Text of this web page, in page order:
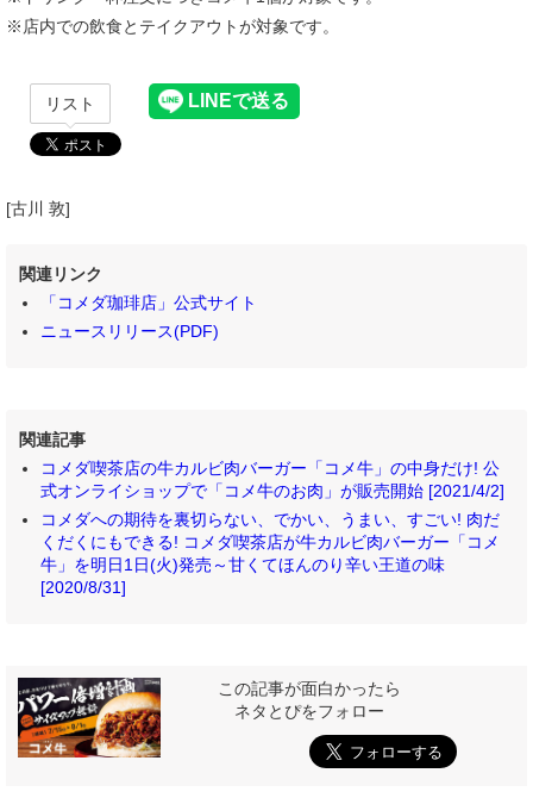
※店内での飲食とテイクアウトが対象です。
リスト
[古川 敦]
関連リンク
「コメダ珈琲店」公式サイト
ニュースリリース(PDF)
関連記事
コメダ喫茶店の牛カルビ肉バーガー「コメ牛」の中身だけ! 公
式オンライショップで「コメ牛のお肉」が販売開始 [2021/4/2]
コメダへの期待を裏切らない、でかい、うまい、すごい! 肉だ
くだくにもできる! コメダ喫茶店が牛カルビ肉バーガー「コメ
牛」を明日1日(火)発売～甘くてほんのり辛い王道の味
[2020/8/31]
この記事が面白かったら
ネタとぴをフォロー